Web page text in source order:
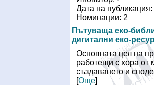
Дата на
Номинации: 2
Пътуваща еко-
дигитални еко-
Основната цел на
работещи с хора от
създаването и
[Още]